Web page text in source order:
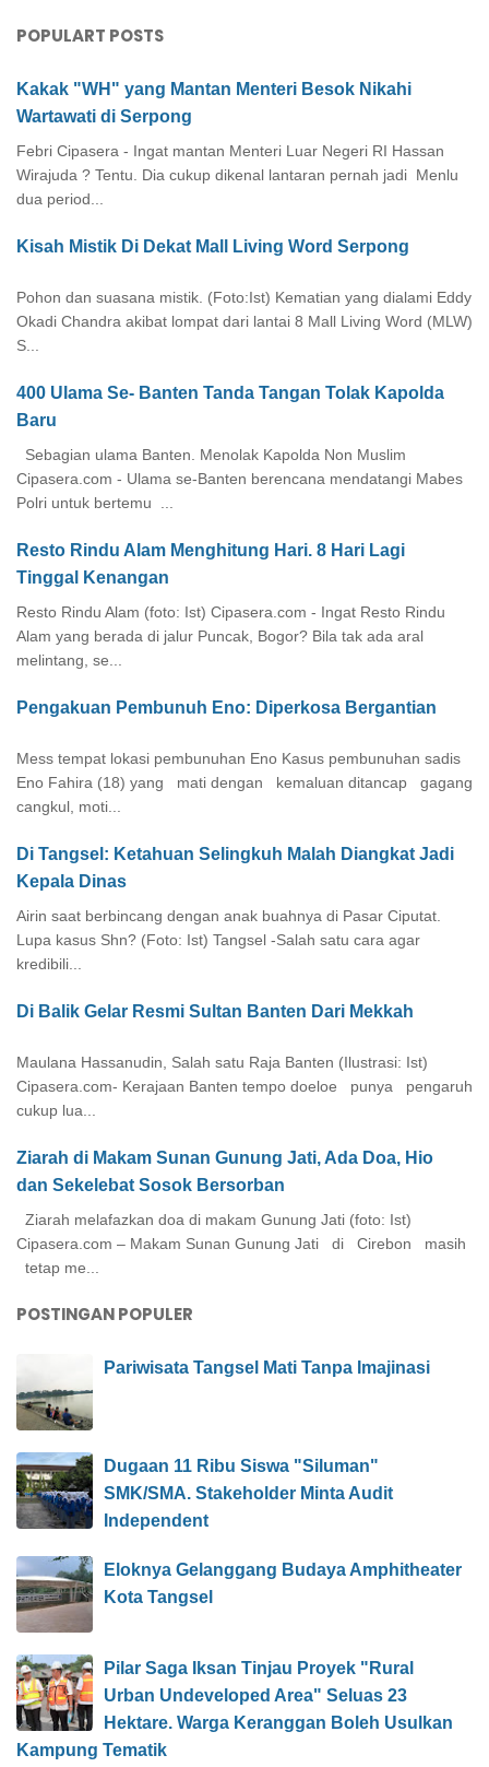
POPULART POSTS
Kakak "WH" yang Mantan Menteri Besok Nikahi
Wartawati di Serpong
Febri Cipasera - Ingat mantan Menteri Luar Negeri RI Hassan
Wirajuda ? Tentu. Dia cukup dikenal lantaran pernah jadi Menlu
dua period...
Kisah Mistik Di Dekat Mall Living Word Serpong
Pohon dan suasana mistik. (Foto:Ist) Kematian yang dialami Eddy
Okadi Chandra akibat lompat dari lantai 8 Mall Living Word (MLW)
S...
400 Ulama Se- Banten Tanda Tangan Tolak Kapolda
Baru
Sebagian ulama Banten. Menolak Kapolda Non Muslim
Cipasera.com - Ulama se-Banten berencana mendatangi Mabes
Polri untuk bertemu ...
Resto Rindu Alam Menghitung Hari. 8 Hari Lagi
Tinggal Kenangan
Resto Rindu Alam (foto: Ist) Cipasera.com - Ingat Resto Rindu
Alam yang berada di jalur Puncak, Bogor? Bila tak ada aral
melintang, se...
Pengakuan Pembunuh Eno: Diperkosa Bergantian
Mess tempat lokasi pembunuhan Eno Kasus pembunuhan sadis
Eno Fahira (18) yang mati dengan kemaluan ditancap gagang
cangkul, moti...
Di Tangsel: Ketahuan Selingkuh Malah Diangkat Jadi
Kepala Dinas
Airin saat berbincang dengan anak buahnya di Pasar Ciputat.
Lupa kasus Shn? (Foto: Ist) Tangsel -Salah satu cara agar
kredibili...
Di Balik Gelar Resmi Sultan Banten Dari Mekkah
Maulana Hassanudin, Salah satu Raja Banten (Ilustrasi: Ist)
Cipasera.com- Kerajaan Banten tempo doeloe punya pengaruh
cukup lua...
Ziarah di Makam Sunan Gunung Jati, Ada Doa, Hio
dan Sekelebat Sosok Bersorban
Ziarah melafazkan doa di makam Gunung Jati (foto: Ist)
Cipasera.com – Makam Sunan Gunung Jati di Cirebon masih
tetap me...
POSTINGAN POPULER
Pariwisata Tangsel Mati Tanpa Imajinasi
Dugaan 11 Ribu Siswa "Siluman"
SMK/SMA. Stakeholder Minta Audit
Independent
Eloknya Gelanggang Budaya Amphitheater
Kota Tangsel
Pilar Saga Iksan Tinjau Proyek "Rural
Urban Undeveloped Area" Seluas 23
Hektare. Warga Keranggan Boleh Usulkan
Kampung Tematik